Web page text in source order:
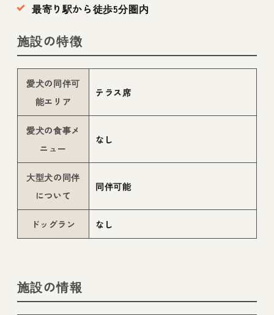
最寄り駅から徒歩5分圏内
施設の特徴
愛犬の同伴可
能エリア
テラス席
愛犬の食事メ
ニュー
なし
大型犬の同伴
について
同伴可能
ドッグラン なし
施設の情報